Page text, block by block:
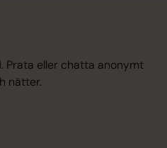
Prata eller chatta anonymt
nätter.